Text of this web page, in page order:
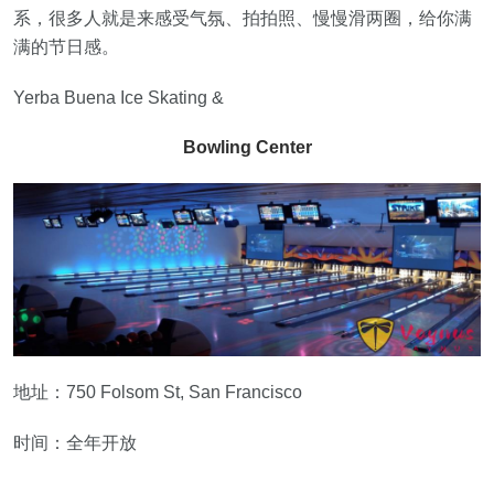
系，很多人就是来感受气氛、拍拍照、慢慢滑两圈，给你满
满的节日感。
Yerba Buena Ice Skating &
Bowling Center
地址：750 Folsom St, San Francisco
时间：全年开放